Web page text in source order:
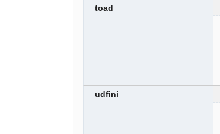
toad
udfini